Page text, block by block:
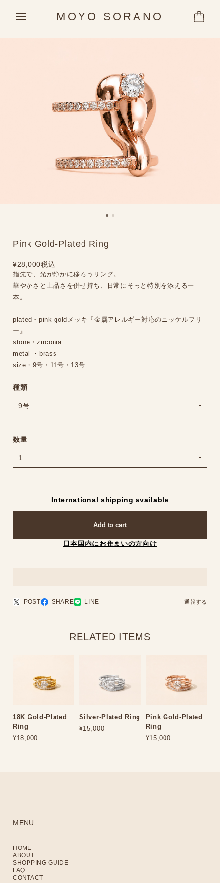
MOYO SORANO
Pink Gold-Plated Ring
¥28,000税込
指先で、光が静かに移ろうリング。
華やかさと上品さを併せ持ち、日常にそっと特別を添える一
本。
plated・pink goldメッキ『金属アレルギー対応のニッケルフリ
ー』
stone・zirconia
metal ・brass
size・9号・11号・13号
種類
数量
International shipping available
Add to cart
日本国内にお住まいの方向け
POST SHARE LINE 通報する
RELATED ITEMS
18K Gold-Plated
Ring
¥18,000
Silver-Plated Ring
¥15,000
Pink Gold-Plated
Ring
¥15,000
MENU
HOME
ABOUT
SHOPPING GUIDE
FAQ
CONTACT